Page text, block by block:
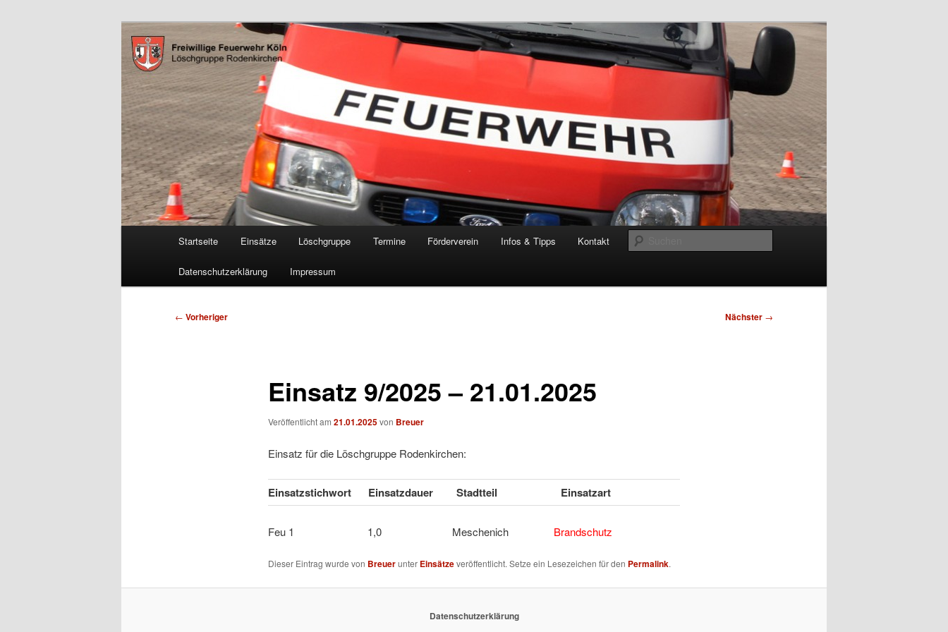
FF Köln, LG RD
Freiwillige Feuerwehr Köln, Löschgruppe Rodenkirchen
Startseite Einsätze Löschgruppe Termine Förderverein Infos & Tipps Kontakt
Datenschutzerklärung Impressum
Beitragsnavigation
← Vorheriger Nächster →
Einsatz 9/2025 – 21.01.2025
Veröffentlicht am 21.01.2025von Breuer
Einsatz für die Löschgruppe Rodenkirchen:
Einsatzstichwort Einsatzdauer Stadtteil Einsatzart
Feu 1 1,0 Meschenich Brandschutz
Dieser Eintrag wurde von Breuerunter Einsätzeveröffentlicht. Setze ein Lesezeichen für den Permalink.
Datenschutzerklärung